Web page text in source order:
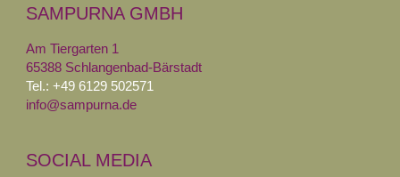
SAMPURNA GMBH
Am Tiergarten 1
65388 Schlangenbad-Bärstadt
Tel.: +49 6129 502571
info@sampurna.de
SOCIAL MEDIA